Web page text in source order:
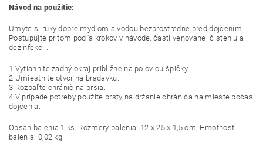
Návod na použitie:
Umyte si ruky dobre mydlom a vodou bezprostredne pred dojčením.
Postupujte pritom podľa krokov v návode, časti venovanej čisteniu a
dezinfekcii.
1.Vytiahnite zadný okraj približne na polovicu špičky.
2.Umiestnite otvor na bradavku.
3.Rozbaľte chránič na prsia.
4.V prípade potreby použite prsty na držanie chrániča na mieste počas
dojčenia.
Obsah balenia 1 ks, Rozmery balenia: 12 x 25 x 1,5 cm, Hmotnosť
balenia: 0,02 kg